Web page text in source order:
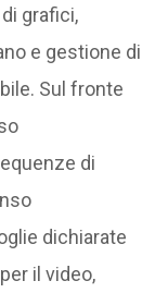
grafici,
e gestione di
Sul fronte
di
dichiarate
il video,